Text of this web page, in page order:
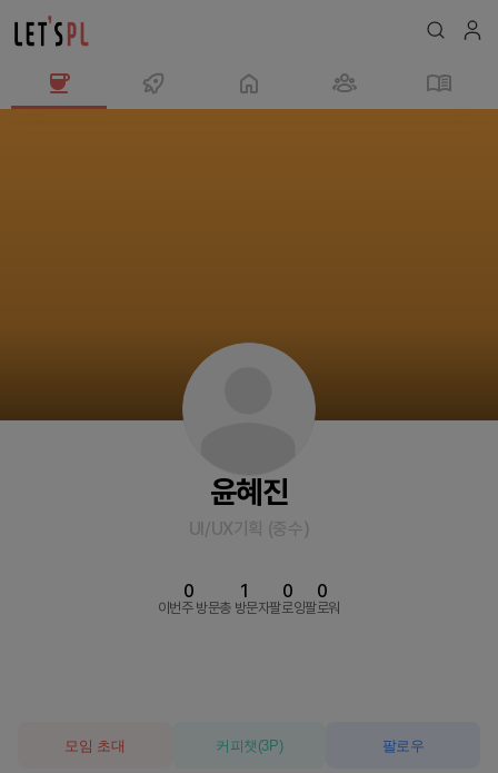
윤혜진
UI/UX기획 (중수)
이번주 방문
0
총 방문자
1
팔로잉
0
팔로워
0
모임 초대 커피챗 (3P) 팔로우